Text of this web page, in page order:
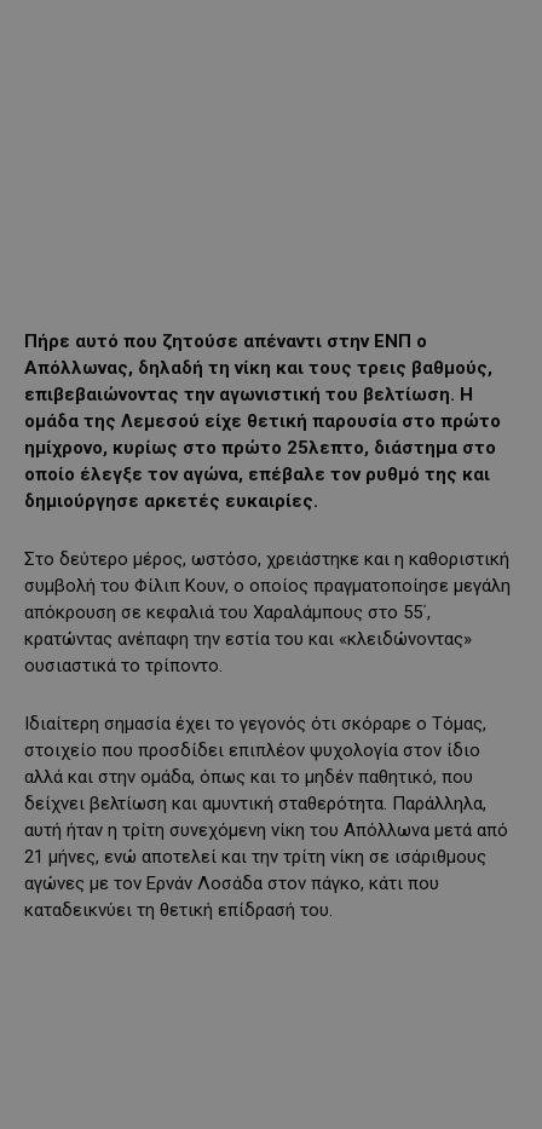
Πήρε αυτό που ζητούσε απέναντι στην ΕΝΠ ο
Απόλλωνας, δηλαδή τη νίκη και τους τρεις βαθμούς,
επιβεβαιώνοντας την αγωνιστική του βελτίωση. Η
ομάδα της Λεμεσού είχε θετική παρουσία στο πρώτο
ημίχρονο, κυρίως στο πρώτο 25λεπτο, διάστημα στο
οποίο έλεγξε τον αγώνα, επέβαλε τον ρυθμό της και
δημιούργησε αρκετές ευκαιρίες.
Στο δεύτερο μέρος, ωστόσο, χρειάστηκε και η καθοριστική
συμβολή του Φίλιπ Κουν, ο οποίος πραγματοποίησε μεγάλη
απόκρουση σε κεφαλιά του Χαραλάμπους στο 55΄,
κρατώντας ανέπαφη την εστία του και «κλειδώνοντας»
ουσιαστικά το τρίποντο.
Ιδιαίτερη σημασία έχει το γεγονός ότι σκόραρε ο Τόμας,
στοιχείο που προσδίδει επιπλέον ψυχολογία στον ίδιο
αλλά και στην ομάδα, όπως και το μηδέν παθητικό, που
δείχνει βελτίωση και αμυντική σταθερότητα. Παράλληλα,
αυτή ήταν η τρίτη συνεχόμενη νίκη του Απόλλωνα μετά από
21 μήνες, ενώ αποτελεί και την τρίτη νίκη σε ισάριθμους
αγώνες με τον Ερνάν Λοσάδα στον πάγκο, κάτι που
καταδεικνύει τη θετική επίδρασή του.